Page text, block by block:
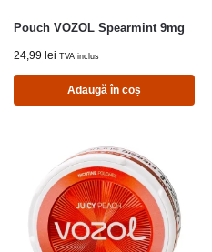
Pouch VOZOL Spearmint 9mg
24,99 lei TVA inclus
Adaugă în coș